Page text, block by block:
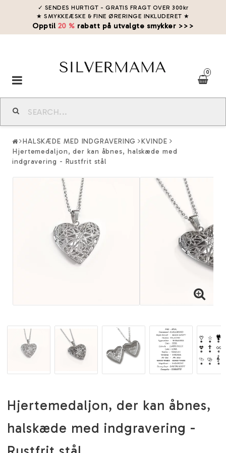
✓ SENDES HURTIGT - GRATIS FRAGT OVER 300kr
★ SMYKKEÆSKE & FINE ØRERINGE INKLUDERET ★
Opptil 20 % rabatt på utvalgte smykker >>>
0
Toggle
navigation
HALSKÆDE MED INDGRAVERING
KVINDE
Hjertemedaljon, der kan åbnes, halskæde med
indgravering - Rustfrit stål
Hjertemedaljon, der kan åbnes,
halskæde med indgravering -